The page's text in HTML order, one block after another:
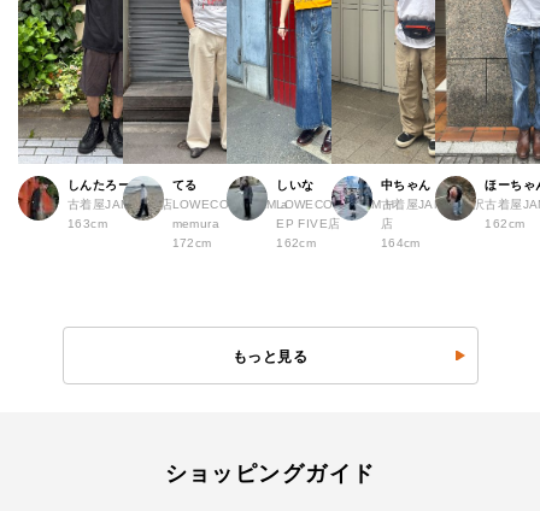
しんたろー
古着屋JAM 仙台店
163cm
てる
LOWECO by JAM a
memura
172cm
しいな
LOWECO by JAM H
EP FIVE店
162cm
中ちゃん
古着屋JAM 下北沢
店
164cm
ほーちゃ
古着屋
162cm
もっと見る
ショッピングガイド